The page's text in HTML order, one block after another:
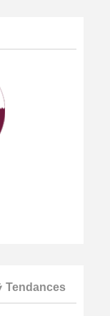
de la confiance
Tendances